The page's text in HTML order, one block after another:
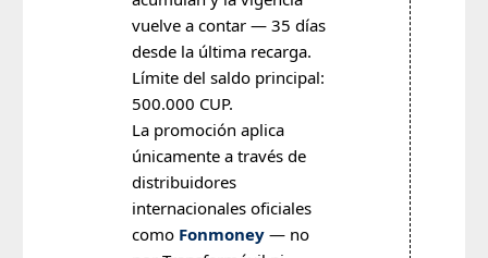
vuelve a contar — 35 días
desde la última recarga.
Límite del saldo principal:
500.000 CUP.
La promoción aplica
únicamente a través de
distribuidores
internacionales oficiales
como Fonmoney — no